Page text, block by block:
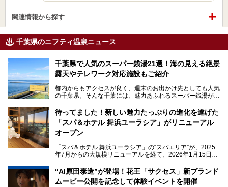
関連情報から探す
千葉県のニフティ温泉ニュース
千葉県で人気のスーパー銭湯21選！海の見える絶景
露天やテレワーク対応施設もご紹介
都内からもアクセスが良く、週末のお出かけ先としても人気
の千葉県。そんな千葉には、魅力あふれるスーパー銭湯がた
「サウナでしっかりととのいたい」「海が見える絶景で非日
常を味わいたい」「子連れでも気兼ねなく1日過ごした
い」。
そんな多様なニーズに応える施設が揃っているため、その日
の目的に合った施設がきっと見つかるはずです。
さらに最近では、24時間営業で深夜まで滞在できる施設
や、テレワーク・コワーキングスペースを備えた仕事もでき
るスパも増えており、ただの入浴施設にとどまらない進化を
待ってました！新しい魅力たっぷりの進化を遂げた
「スパ＆ホテル 舞浜ユーラシア」がリニューアル
オープン
「スパ＆ホテル 舞浜ユーラシア」の“スパエリア”が、2025
年7月からの大規模リニューアルを経て、2026年1月15日
新設エリアや生まれ変わった浴場・サウナの魅力を、人気キ
ャラクター「ユーラシわん」と一緒にご紹介します。必見の
“AI原田泰造”が登場！花王「サクセス」新ブランド
ムービー公開を記念して体験イベントを開催